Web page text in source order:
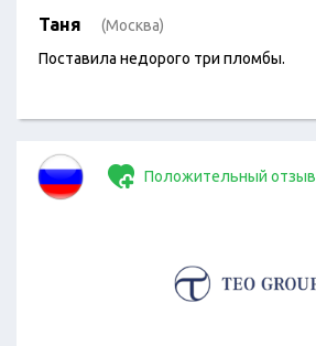
Таня (Москва)
Поставила недорого три пломбы.
Положительный отзыв